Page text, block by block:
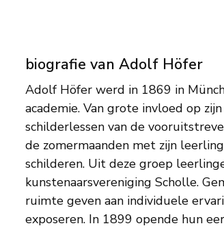
biografie van Adolf Höfer
Adolf Höfer werd in 1869 in
academie. Van grote invloed op
schilderlessen van de
de zomermaanden met zijn
schilderen. Uit deze groep
kunstenaarsvereniging Scholle.
ruimte geven aan individuele
exposeren. In 1899 opende hun
Höfer was intussen ook illustrator
en ontwierp reklamedrukwerk.
schilderkunst. Zijn
impressionistische tuin- en
natuur, geschilderd met een breed
1914 nam hij dienst in het leger en